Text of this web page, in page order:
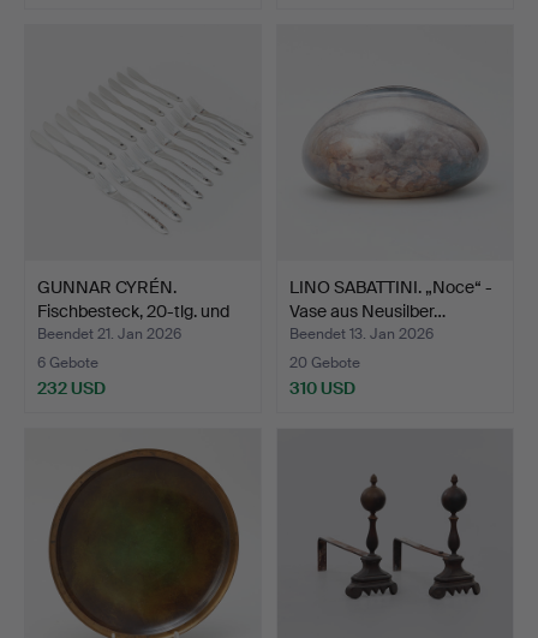
GUNNAR CYRÉN.
Fischbesteck, 20-tlg. und
Se…
Beendet 21. Jan 2026
6 Gebote
232 USD
LINO SABATTINI. „Noce“ -
Vase aus Neusilber…
Beendet 13. Jan 2026
20 Gebote
310 USD